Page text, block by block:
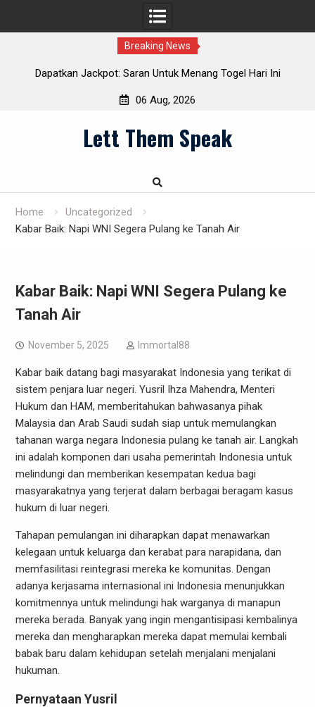
Breaking News
Dapatkan Jackpot: Saran Untuk Menang Togel Hari Ini
06 Aug, 2026
Lett Them Speak
Home
Uncategorized
Kabar Baik: Napi WNI Segera Pulang ke Tanah Air
Kabar Baik: Napi WNI Segera Pulang ke
Tanah Air
November 5, 2025 Immortal88
Kabar baik datang bagi masyarakat Indonesia yang terikat di
sistem penjara luar negeri. Yusril Ihza Mahendra, Menteri
Hukum dan HAM, memberitahukan bahwasanya pihak
Malaysia dan Arab Saudi sudah siap untuk memulangkan
tahanan warga negara Indonesia pulang ke tanah air. Langkah
ini adalah komponen dari usaha pemerintah Indonesia untuk
melindungi dan memberikan kesempatan kedua bagi
masyarakatnya yang terjerat dalam berbagai beragam kasus
hukum di luar negeri.
Tahapan pemulangan ini diharapkan dapat menawarkan
kelegaan untuk keluarga dan kerabat para narapidana, dan
memfasilitasi reintegrasi mereka ke komunitas. Dengan
adanya kerjasama internasional ini Indonesia menunjukkan
komitmennya untuk melindungi hak warganya di manapun
mereka berada. Banyak yang ingin mengantisipasi kembalinya
mereka dan mengharapkan mereka dapat memulai kembali
babak baru dalam kehidupan setelah menjalani menjalani
hukuman.
Pernyataan Yusril